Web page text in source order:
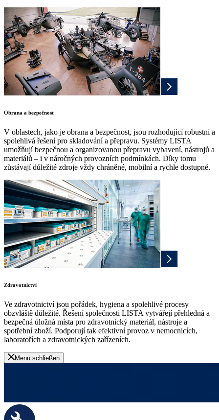
Obrana a bezpečnost
V oblastech, jako je obrana a bezpečnost, jsou rozhodující robustní a
spolehlivá řešení pro skladování a přepravu. Systémy LISTA
umožňují bezpečnou a organizovanou přepravu vybavení, nástrojů a
materiálů – i v náročných provozních podmínkách. Díky tomu
zůstávají důležité zdroje vždy chráněné, mobilní a rychle dostupné.
Zdravotnictví
Ve zdravotnictví jsou pořádek, hygiena a spolehlivé procesy
obzvláště důležité. Řešení společnosti LISTA vytvářejí přehledná a
bezpečná úložná místa pro zdravotnický materiál, nástroje a
spotřební zboží. Podporují tak efektivní provoz v nemocnicích,
laboratořích a zdravotnických zařízeních.
Menü schließen